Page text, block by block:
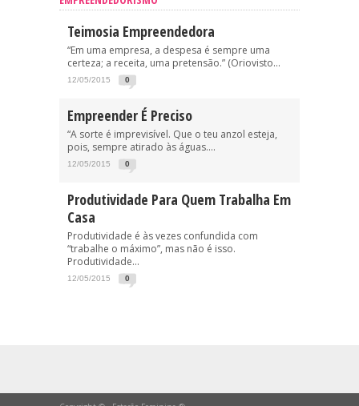
Teimosia Empreendedora
“Em uma empresa, a despesa é sempre uma
certeza; a receita, uma pretensão.” (Oriovisto...
12/05/2015 0
Empreender É Preciso
“A sorte é imprevisível. Que o teu anzol esteja,
pois, sempre atirado às águas....
12/05/2015 0
Produtividade Para Quem Trabalha Em
Casa
Produtividade é às vezes confundida com
“trabalhe o máximo”, mas não é isso.
Produtividade...
12/05/2015 0